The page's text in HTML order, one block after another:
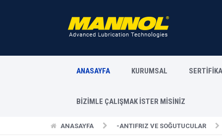
ANASAYFA KURUMSAL
BİZİMLE ÇALIŞMAK İSTER MİSİNİZ
ANASAYFA -ANTIFRIZ VE SOĞUTUCULAR